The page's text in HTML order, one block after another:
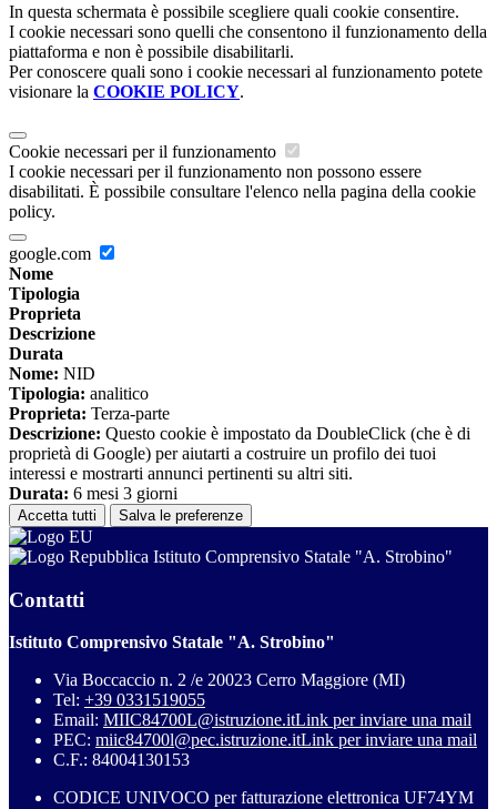
In questa schermata è possibile scegliere quali cookie consentire.
I cookie necessari sono quelli che consentono il funzionamento della
piattaforma e non è possibile disabilitarli.
Per conoscere quali sono i cookie necessari al funzionamento potete
visionare la COOKIE POLICY.
Cookie necessari per il funzionamento
I cookie necessari per il funzionamento non possono essere
disabilitati. È possibile consultare l'elenco nella pagina della cookie
policy.
google.com
Nome
Tipologia
Proprieta
Descrizione
Durata
Nome: NID
Tipologia: analitico
Proprieta: Terza-parte
Descrizione: Questo cookie è impostato da DoubleClick (che è di
proprietà di Google) per aiutarti a costruire un profilo dei tuoi
interessi e mostrarti annunci pertinenti su altri siti.
Durata: 6 mesi 3 giorni
Accetta tutti Salva le preferenze
Istituto Comprensivo Statale "A. Strobino"
Contatti
Istituto Comprensivo Statale "A. Strobino"
Via Boccaccio n. 2 /e 20023 Cerro Maggiore (MI)
Tel: +39 0331519055
Email: MIIC84700L@istruzione.itLink per inviare una mail
PEC: miic84700l@pec.istruzione.itLink per inviare una mail
C.F.: 84004130153
CODICE UNIVOCO per fatturazione elettronica UF74YM